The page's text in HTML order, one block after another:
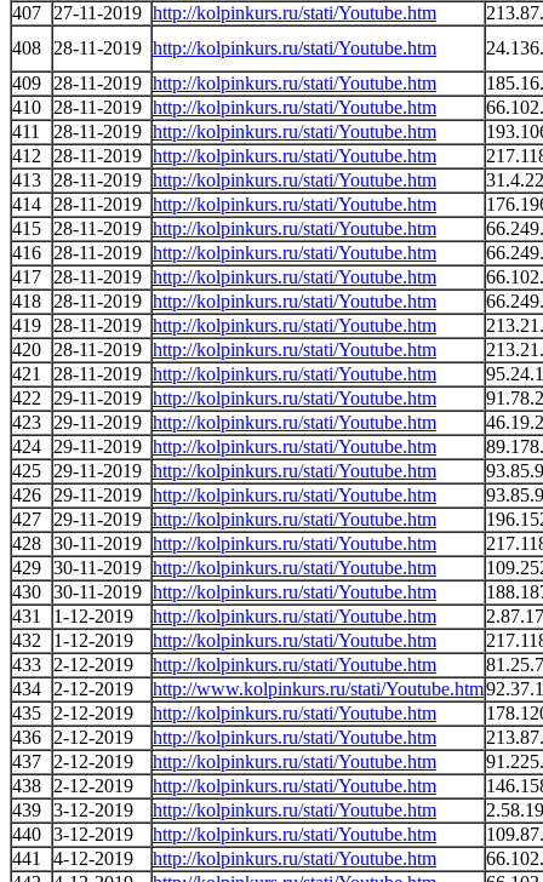
407
27-11-2019 http://kolpinkurs.ru/stati/Youtube.htm
408
28-11-2019 http://kolpinkurs.ru/stati/Youtube.htm
409
28-11-2019 http://kolpinkurs.ru/stati/Youtube.htm
410
28-11-2019 http://kolpinkurs.ru/stati/Youtube.htm
411
28-11-2019 http://kolpinkurs.ru/stati/Youtube.htm
412
28-11-2019 http://kolpinkurs.ru/stati/Youtube.htm
413
28-11-2019 http://kolpinkurs.ru/stati/Youtube.htm
414
28-11-2019 http://kolpinkurs.ru/stati/Youtube.htm
415
28-11-2019 http://kolpinkurs.ru/stati/Youtube.htm
416
28-11-2019 http://kolpinkurs.ru/stati/Youtube.htm
417
28-11-2019 http://kolpinkurs.ru/stati/Youtube.htm
418
28-11-2019 http://kolpinkurs.ru/stati/Youtube.htm
419
28-11-2019 http://kolpinkurs.ru/stati/Youtube.htm
420
28-11-2019 http://kolpinkurs.ru/stati/Youtube.htm
421
28-11-2019 http://kolpinkurs.ru/stati/Youtube.htm
422
29-11-2019 http://kolpinkurs.ru/stati/Youtube.htm
423
29-11-2019 http://kolpinkurs.ru/stati/Youtube.htm
424
29-11-2019 http://kolpinkurs.ru/stati/Youtube.htm
425
29-11-2019 http://kolpinkurs.ru/stati/Youtube.htm
426
29-11-2019 http://kolpinkurs.ru/stati/Youtube.htm
427
29-11-2019 http://kolpinkurs.ru/stati/Youtube.htm
428 30-11-2019 http://kolpinkurs.ru/stati/Youtube.htm
429 30-11-2019 http://kolpinkurs.ru/stati/Youtube.htm
430 30-11-2019 http://kolpinkurs.ru/stati/Youtube.htm
431
1-12-2019 http://kolpinkurs.ru/stati/Youtube.htm
432
1-12-2019 http://kolpinkurs.ru/stati/Youtube.htm
433
2-12-2019 http://kolpinkurs.ru/stati/Youtube.htm
434
2-12-2019 http://www.kolpinkurs.ru/stati/Youtube.htm
435
2-12-2019 http://kolpinkurs.ru/stati/Youtube.htm
436
2-12-2019 http://kolpinkurs.ru/stati/Youtube.htm
437
2-12-2019 http://kolpinkurs.ru/stati/Youtube.htm
438
2-12-2019 http://kolpinkurs.ru/stati/Youtube.htm
439 3-12-2019 http://kolpinkurs.ru/stati/Youtube.htm
440 3-12-2019 http://kolpinkurs.ru/stati/Youtube.htm
441
4-12-2019 http://kolpinkurs.ru/stati/Youtube.htm